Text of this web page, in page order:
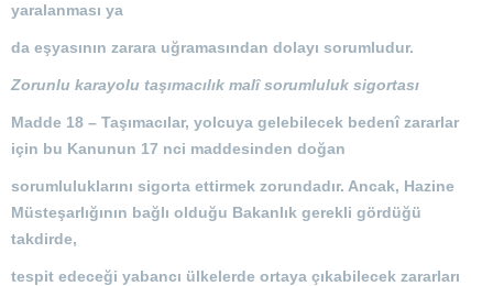
yaralanması ya
da eşyasının zarara uğramasından dolayı sorumludur.
Zorunlu karayolu taşımacılık malî sorumluluk sigortası
Madde 18 – Taşımacılar, yolcuya gelebilecek bedenî zararlar
için bu Kanunun 17 nci maddesinden doğan
sorumluluklarını sigorta ettirmek zorundadır. Ancak, Hazine
Müsteşarlığının bağlı olduğu Bakanlık gerekli gördüğü
takdirde,
tespit edeceği yabancı ülkelerde ortaya çıkabilecek zararları